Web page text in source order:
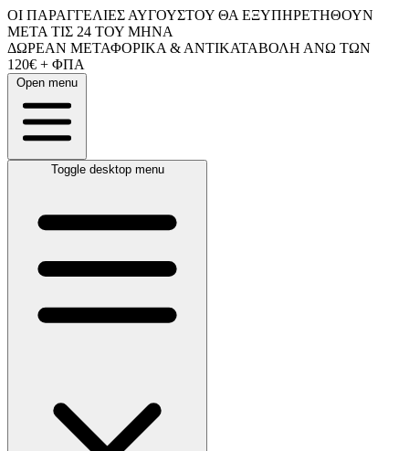
ΟΙ ΠΑΡΑΓΓΕΛΙΕΣ ΑΥΓΟΥΣΤΟΥ ΘΑ ΕΞΥΠΗΡΕΤΗΘΟΥΝ
ΜΕΤΑ ΤΙΣ 24 ΤΟΥ ΜΗΝΑ
ΔΩΡΕΑΝ ΜΕΤΑΦΟΡΙΚΑ & ΑΝΤΙΚΑΤΑΒΟΛΗ ΑΝΩ ΤΩΝ
120€ + ΦΠΑ
Open menu
Toggle desktop menu